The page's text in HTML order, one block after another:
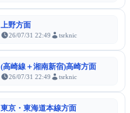
上野方面
26/07/31 22:49 tsrknic
(高崎線＋湘南新宿)高崎方面
26/07/31 22:49 tsrknic
東京・東海道本線方面